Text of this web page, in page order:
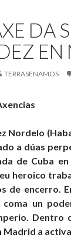
DA
TERRASENAMOS
Nordelo
a dúas
de Cuba
heroico
de encerro.
coma un
Dentro
a